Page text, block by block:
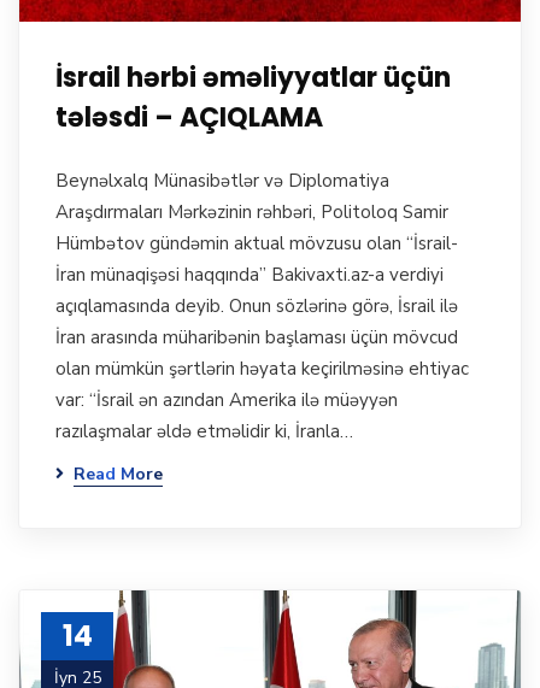
İsrail hərbi əməliyyatlar üçün
tələsdi – AÇIQLAMA
Beynəlxalq Münasibətlər və Diplomatiya
Araşdırmaları Mərkəzinin rəhbəri, Politoloq Samir
Hümbətov gündəmin aktual mövzusu olan “İsrail-
İran münaqişəsi haqqında” Bakivaxti.az-a verdiyi
açıqlamasında deyib. Onun sözlərinə görə, İsrail ilə
İran arasında müharibənin başlaması üçün mövcud
olan mümkün şərtlərin həyata keçirilməsinə ehtiyac
var: “İsrail ən azından Amerika ilə müəyyən
razılaşmalar əldə etməlidir ki, İranla…
Read More
14
İyn 25